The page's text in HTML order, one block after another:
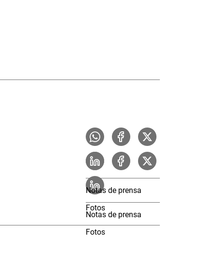
Notas de prensa
Fotos
Notas de prensa
Fotos